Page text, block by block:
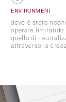
ENVIRONMENT
dove è stato
operare limitando
quello di
attraverso la